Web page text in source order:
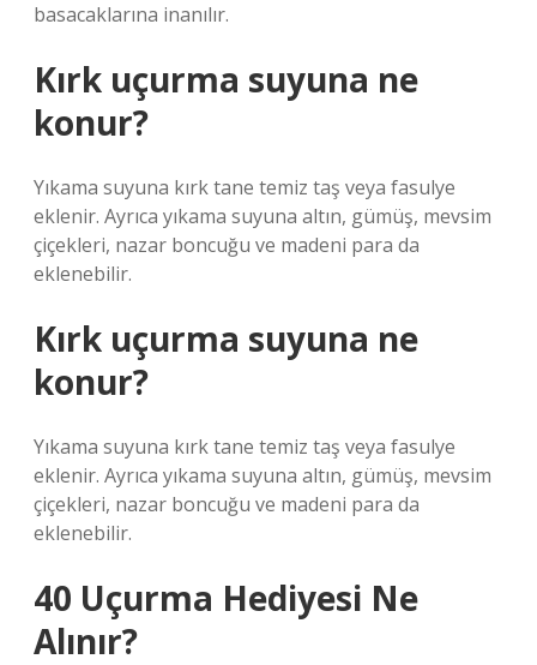
basacaklarına inanılır.
Kırk uçurma suyuna ne
konur?
Yıkama suyuna kırk tane temiz taş veya fasulye
eklenir. Ayrıca yıkama suyuna altın, gümüş, mevsim
çiçekleri, nazar boncuğu ve madeni para da
eklenebilir.
Kırk uçurma suyuna ne
konur?
Yıkama suyuna kırk tane temiz taş veya fasulye
eklenir. Ayrıca yıkama suyuna altın, gümüş, mevsim
çiçekleri, nazar boncuğu ve madeni para da
eklenebilir.
40 Uçurma Hediyesi Ne
Alınır?